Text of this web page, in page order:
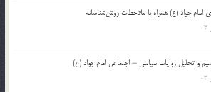
امام جواد (ع) همراه با ملاحظات روش‌شناسانه
و تحلیل روایات سیاسی – اجتماعی امام جواد (ع)